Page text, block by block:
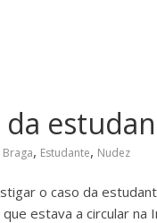
da
Braga, Estudante, Nudez
o caso da
estava a circular na